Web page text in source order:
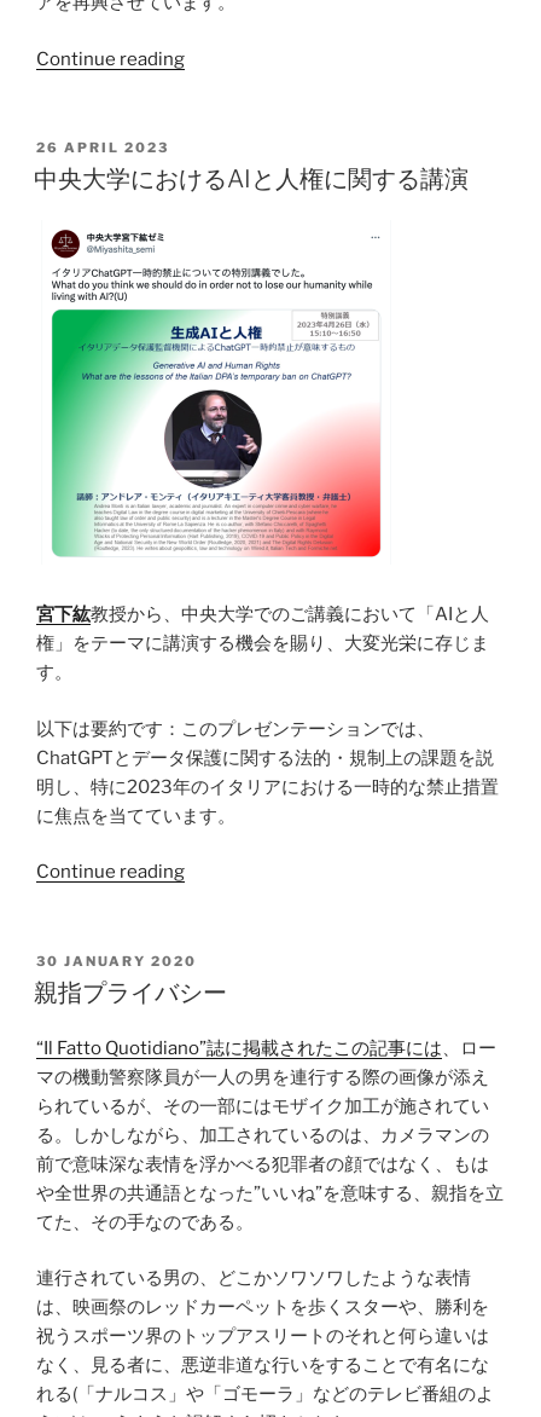
イ
シ
在
い
こ
と
を
示
し
て
い
る”
Continue reading“中
に
バ
イ
オ
メ
ト
リ
ク
ス、
顔
認
技
術、
び
EU
の
デ
タ
規
制
AI
に
関
す
る
講
演”
POSTED
ON
26 APRIL 2023
中央大学におけるAIと人権に関する講演
宮下紘教授から、中央大学でのご講義において「AIと人
権」をテーマに講演する機会を賜り、大変光栄に存じま
す。
以下は要約です：このプレゼンテーションでは、
ChatGPTとデータ保護に関する法的・規制上の課題を説
明し、特に2023年のイタリアにおける一時的な禁止措置
に焦点を当てています。
Continue reading“中
学
に
け
る
AI
と
人
権
に
す
る
講
演”
POSTED
ON
30 JANUARY 2020
親指プライバシー
“Il Fatto Quotidiano”誌に掲載されたこの記事には 、ロー
マの機動警察隊員が一人の男を連行する際の画像が添え
られているが、その一部にはモザイク加工が施されてい
る。しかしながら、加工されているのは、カメラマンの
前で意味深な表情を浮かべる犯罪者の顔ではなく、もは
や全世界の共通語となった”いいね”を意味する、親指を立
てた、その手なのである。
連行されている男の、どこかソワソワしたような表情
は、映画祭のレッドカーペットを歩くスターや、勝利を
祝うスポーツ界のトップアスリートのそれと何ら違いは
なく、見る者に、悪逆非道な行いをすることで有名にな
れる(「ナルコス」や「ゴモーラ」などのテレビ番組のよ